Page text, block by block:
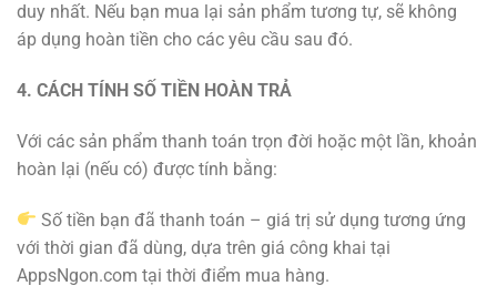
duy nhất. Nếu bạn mua lại sản phẩm tương tự, sẽ không
áp dụng hoàn tiền cho các yêu cầu sau đó.
4. CÁCH TÍNH SỐ TIỀN HOÀN TRẢ
Với các sản phẩm thanh toán trọn đời hoặc một lần, khoản
hoàn lại (nếu có) được tính bằng:
Số tiền bạn đã thanh toán – giá trị sử dụng tương ứng
với thời gian đã dùng, dựa trên giá công khai tại
AppsNgon.com tại thời điểm mua hàng.